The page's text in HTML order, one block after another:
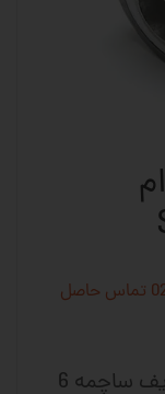
برای استعلام قیمت با شماره تماس 02128423501 تماس حاصل